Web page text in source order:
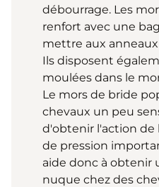
débourrage. Les
renfort avec une
mettre aux
Ils disposent
moulées dans le
Le mors de bride
chevaux un peu
d'obtenir l'action de
de pression
aide donc à obtenir
nuque chez des